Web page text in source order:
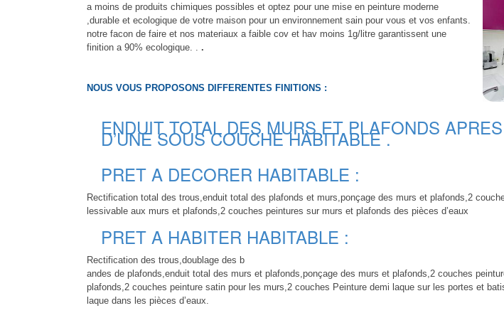
a moins de produits chimiques possibles et optez pour une mise en peinture moderne
,durable et ecologique de votre maison pour un environnement sain pour vous et vos enfants.
notre facon de faire et nos materiaux a faible cov et hav moins 1g/litre garantissent une
finition a 90% ecologique. . .
NOUS VOUS PROPOSONS DIFFERENTES FINITIONS :
ENDUIT TOTAL DES MURS ET PLAFONDS
D’UNE SOUS COUCHE HABITABLE .
PRET A DECORER HABITABLE :
Rectification total des trous,enduit total des plafonds et murs,ponçage des murs et plafonds,2
lessivable aux murs et plafonds,2 couches peintures sur murs et plafonds des pièces d’eaux
PRET A HABITER HABITABLE :
Rectification des trous,doublage des b
andes de plafonds,enduit total des murs et plafonds,ponçage des murs et plafonds,2 couches
plafonds,2 couches peinture satin pour les murs,2 couches Peinture demi laque sur les portes et
laque dans les pièces d’eaux.